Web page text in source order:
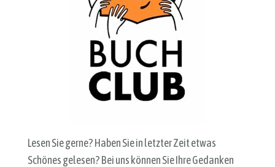
Lesen Sie gerne? Haben Sie in letzter Zeit etwas
Schönes gelesen? Bei uns können Sie Ihre Gedanken